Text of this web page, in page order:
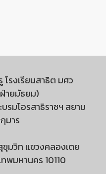
รงเรียนสาธิต มศว
ายมัธยม)
รมโอรสาธิราชฯ สยาม
มาร
มวิท แขวงคลองเตย
พมหานคร 10110